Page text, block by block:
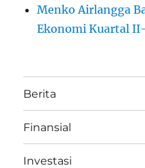
Menko Airlangga
Ekonomi Kuartal
Berita
Finansial
Investasi